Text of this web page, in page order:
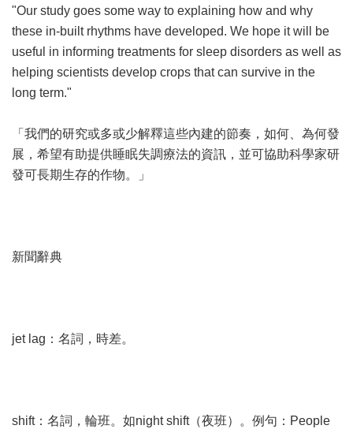
"Our study goes some way to explaining how and why
these in-built rhythms have developed. We hope it will be
useful in informing treatments for sleep disorders as well as
helping scientists develop crops that can survive in the
long term."
「我們的研究或多或少解釋這些內建的節奏，如何、為何發
展，希望有助提供睡眠失調療法的資訊，並可協助科學家研
發可長期生存的作物。」
新聞辭典
jet lag：名詞，時差。
shift：名詞，輪班。如night shift（夜班）。例句：People